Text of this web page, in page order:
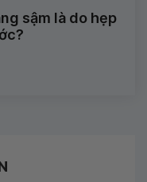
sậm là do hẹp